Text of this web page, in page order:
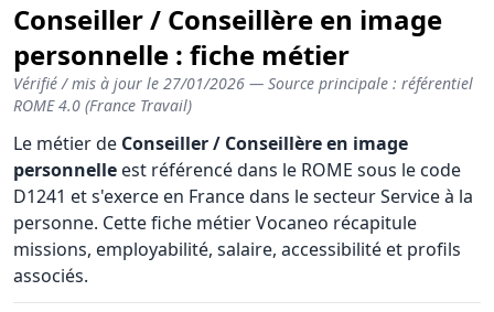
Conseiller / Conseillère en image
personnelle : fiche métier
Vérifié / mis à jour le 27/01/2026 — Source principale : référentiel
ROME 4.0 (France Travail)
Le métier de Conseiller / Conseillère en image
personnelle est référencé dans le ROME sous le code
D1241 et s'exerce en France dans le secteur Service à la
personne. Cette fiche métier Vocaneo récapitule
missions, employabilité, salaire, accessibilité et profils
associés.